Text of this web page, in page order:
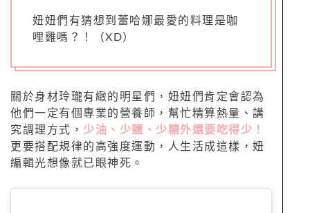
妞妞們有猜想到蕾哈娜最愛的料理是咖
哩雞嗎？！（XD）
關於身材玲瓏有緻的明星們，妞妞們肯定會認為
他們一定有個專業的營養師，幫忙精算熱量、講
究調理方式， 少油、少鹽、少糖外還要吃得少！
更要搭配規律的高強度運動，人生活成這樣，妞
編輯光想像就已眼神死。